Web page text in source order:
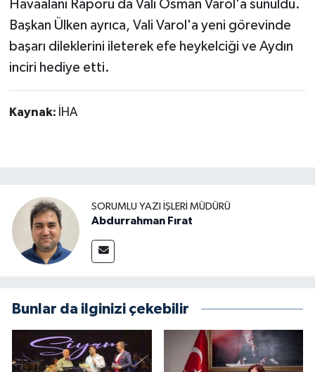
Havaalanı Raporu da Vali Osman Varol'a sunuldu.
Başkan Ülken ayrıca, Vali Varol'a yeni görevinde
başarı dileklerini ileterek efe heykelciği ve Aydın
inciri hediye etti.
Kaynak: İHA
SORUMLU YAZI İŞLERI MÜDÜRÜ
Abdurrahman Fırat
Bunlar da ilginizi çekebilir